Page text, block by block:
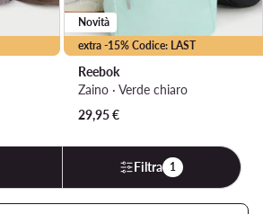
extra -15% Codice: LAST
Novità
Reebok
Zaino · Verde chiaro
29,95€
Filtra 1